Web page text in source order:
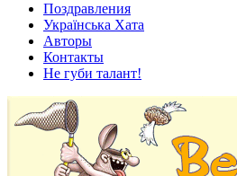
Поздравления
Українська Хата
Авторы
Контакты
Не губи талант!